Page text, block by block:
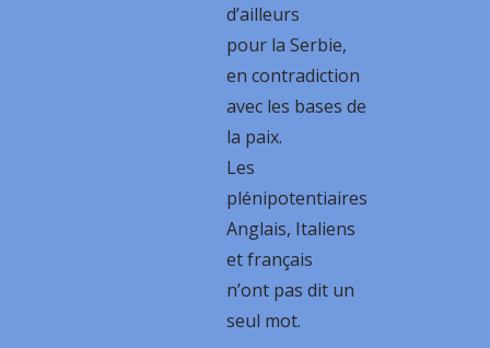
d’ailleurs
pour la Serbie,
en contradiction
avec les bases de
la paix.
Les
plénipotentiaires
Anglais, Italiens
et français
n’ont pas dit un
seul mot.